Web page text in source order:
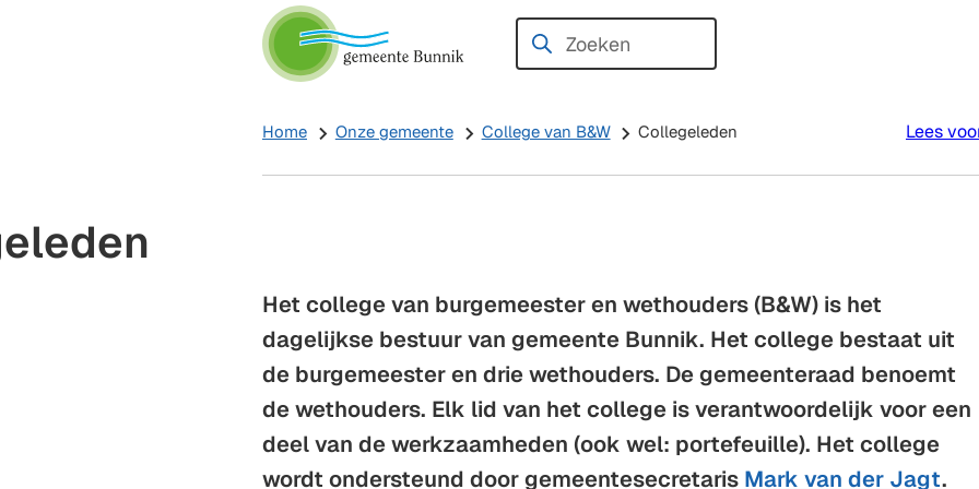
Zoeken
Wanneer
zijn
kun
door
pijl
omhoog
omlaag
te
Home Onze gemeente College van B&W Collegeleden Lees
Het college van burgemeester en wethouders (B&W) is het
dagelijkse bestuur van gemeente Bunnik. Het college bestaat uit
de burgemeester en drie wethouders. De gemeenteraad benoemt
de wethouders. Elk lid van het college is verantwoordelijk voor een
deel van de werkzaamheden (ook wel: portefeuille). Het college
wordt ondersteund door gemeentesecretaris Mark van der Jagt.